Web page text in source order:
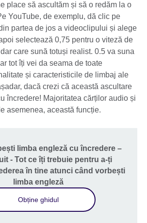
place să ascultăm și să o redăm la o
YouTube, de exemplu, dă clic pe
partea de jos a videoclipului și alege
selectează 0,75 pentru o viteză de
care sună totuși realist. 0.5 va suna
tot îți vei da seama de toate
și caracteristicile de limbaj ale
dacă crezi că această ascultare
încredere! Majoritatea cărților audio și
asemenea, această funcție.
limba engleză cu încredere –
- Tot ce îți trebuie pentru a-ți
în tine atunci când vorbești
limba engleză
Obține ghidul